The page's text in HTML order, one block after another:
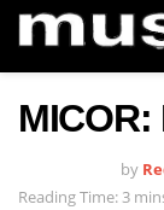
MICOR:
by
Reading Time: 3